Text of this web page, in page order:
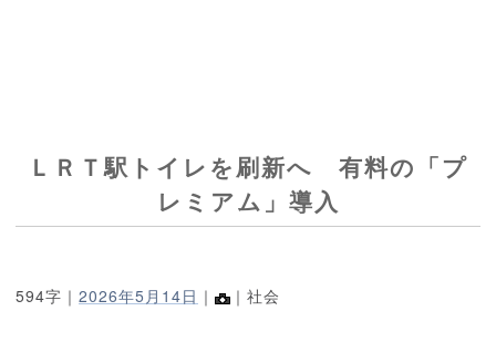
ＬＲＴ駅トイレを刷新へ 有料の「プ
レミアム」導入
594字｜ 2026年5月14日 ｜ ｜社会